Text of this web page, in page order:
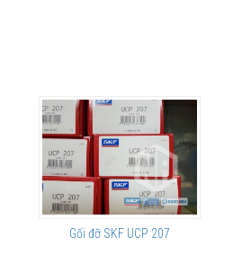
Gối đỡ SKF UCP 207